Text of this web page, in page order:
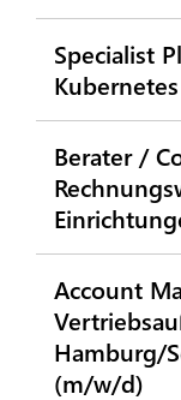
Specialist
Berater /
Account
Hamburg/
(m/w/d)